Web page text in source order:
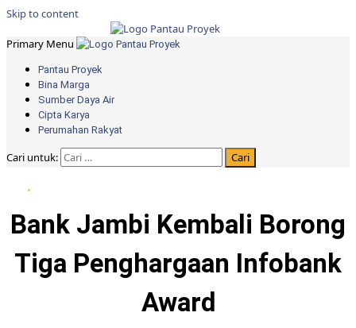
Skip to content
Primary Menu
Pantau Proyek
Bina Marga
Sumber Daya Air
Cipta Karya
Perumahan Rakyat
Cari untuk:
Bank Jambi Kembali Borong
Tiga Penghargaan Infobank
Award